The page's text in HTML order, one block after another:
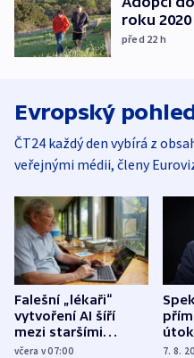
roku 2020
před 22 h
Evropský
ČT24 každý den vybírá z
veřejnými médii, členy
Falešní „lékaři“
vytvoření AI šíří
mezi staršími
Poláky nebezpečné
včera v 07:00
míní
7. 8.